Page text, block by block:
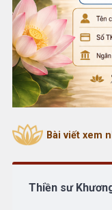
Bài viết xem
Thiền sư